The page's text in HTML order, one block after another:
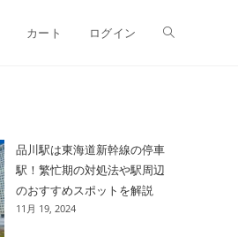
カート ログイン
品川駅は東海道新幹線の停車
駅！繁忙期の対処法や駅周辺
のおすすめスポットを解説
11月 19, 2024